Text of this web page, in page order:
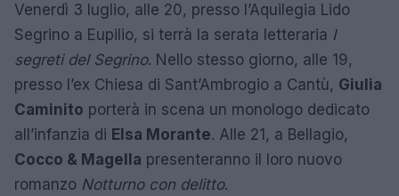
Venerdì 3 luglio, alle 20, presso l’Aquilegia Lido
Segrino a Eupilio, si terrà la serata letteraria I
segreti del Segrino. Nello stesso giorno, alle 19,
presso l’ex Chiesa di Sant’Ambrogio a Cantù, Giulia
Caminito porterà in scena un monologo dedicato
all’infanzia di Elsa Morante. Alle 21, a Bellagio,
Cocco & Magella presenteranno il loro nuovo
romanzo Notturno con delitto.